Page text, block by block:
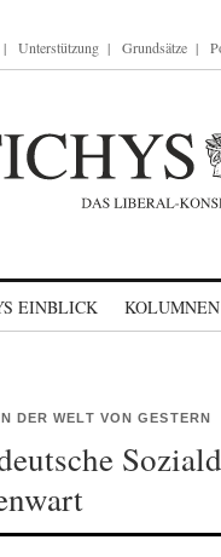
Unterstützung Grundsätze
EINBLICK KOLUMNEN
DER WELT VON GESTERN